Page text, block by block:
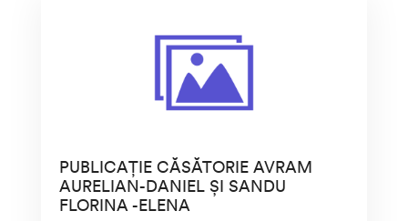
PUBLICAȚIE CĂSĂTORIE AVRAM
AURELIAN-DANIEL ȘI SANDU
FLORINA -ELENA